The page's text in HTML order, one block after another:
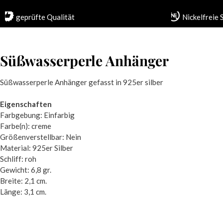
geprüfte Qualität Nickelfreie
Süßwasserperle Anhänger
Süßwasserperle Anhänger gefasst in 925er silber
Eigenschaften
Farbgebung: Einfarbig
Farbe(n): creme
Größenverstellbar: Nein
Material: 925er Silber
Schliff: roh
Gewicht: 6,8 gr.
Breite: 2,1 cm.
Länge: 3,1 cm.